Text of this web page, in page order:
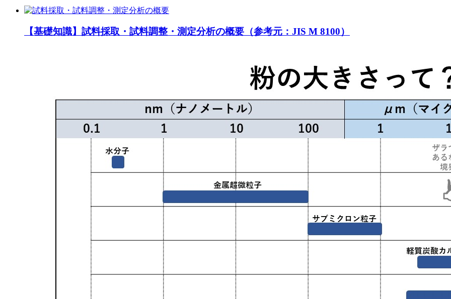
【基礎知識】試料採取・試料調整・測定分析の概要（参考元：JIS M 8100）